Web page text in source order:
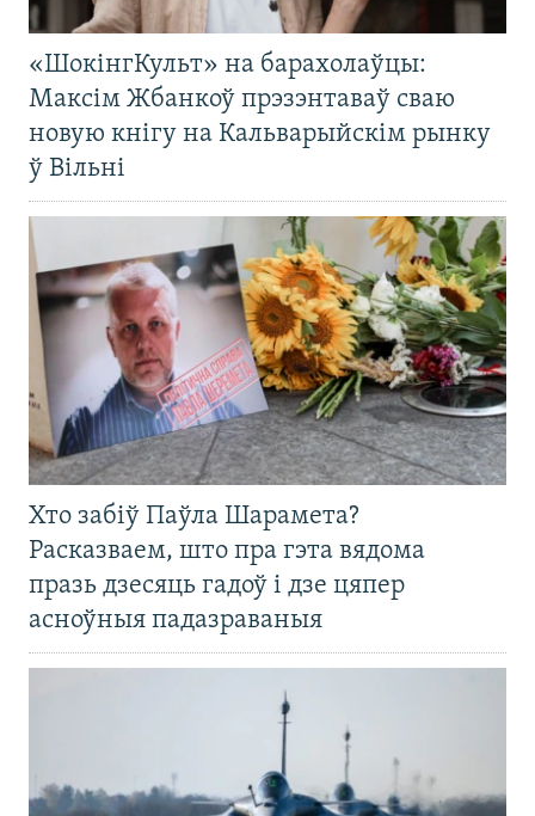
«ШокінгКульт» на барахолаўцы:
Максім Жбанкоў прэзэнтаваў сваю
новую кнігу на Кальварыйскім рынку
ў Вільні
Хто забіў Паўла Шарамета?
Расказваем, што пра гэта вядома
празь дзесяць гадоў і дзе цяпер
асноўныя падазраваныя